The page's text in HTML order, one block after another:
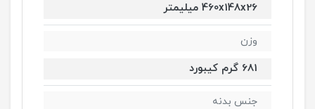
460x148x26 میلیمتر
وزن
681 گرم کیبورد
جنس بدنه